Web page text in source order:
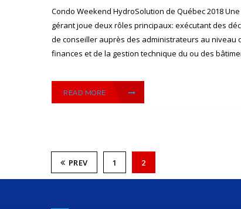
Condo Weekend HydroSolution de Québec 2018
gérant joue deux rôles principaux: exécutant des
de conseiller auprès des administrateurs au niveau
finances et de la gestion technique du ou des
READ MORE
PREV 1 2